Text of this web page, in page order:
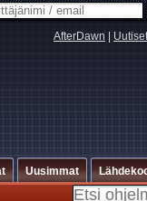
AfterDawn Uutiset
Uusimmat